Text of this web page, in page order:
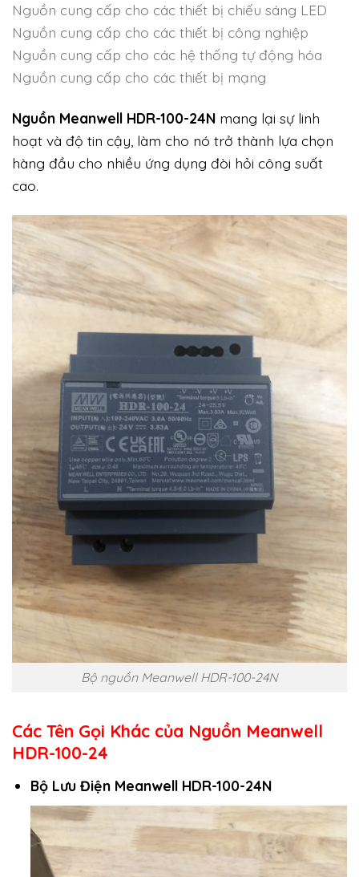
Nguồn cung cấp cho các thiết bị chiếu sáng LED
Nguồn cung cấp cho các thiết bị công nghiệp
Nguồn cung cấp cho các hệ thống tự động hóa
Nguồn cung cấp cho các thiết bị mạng
Nguồn Meanwell HDR-100-24N mang lại sự linh
hoạt và độ tin cậy, làm cho nó trở thành lựa chọn
hàng đầu cho nhiều ứng dụng đòi hỏi công suất
cao.
Bộ nguồn Meanwell HDR-100-24N
Các Tên Gọi Khác của Nguồn Meanwell
HDR-100-24
Bộ Lưu Điện Meanwell HDR-100-24N